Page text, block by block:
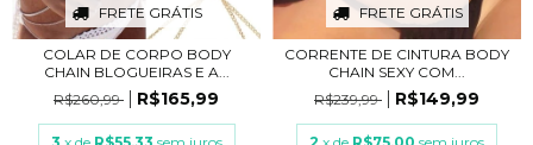
FRETE GRÁTIS
COLAR DE CORPO BODY
CHAIN BLOGUEIRAS E A...
R$260,99
R$165,99
FRETE GRÁTIS
CORRENTE DE CINTURA BODY
CHAIN SEXY COM...
R$239,99
R$149,99